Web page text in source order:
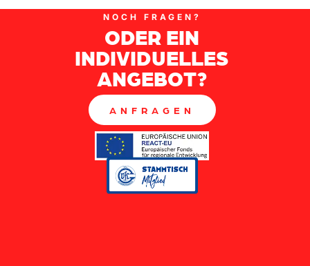
NOCH FRAGEN?
ODER EIN
INDIVIDUELLES
ANGEBOT?
ANFRAGEN